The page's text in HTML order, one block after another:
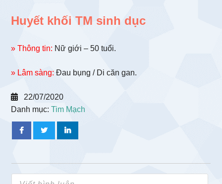
Huyết khối TM sinh dục
» Thông tin: Nữ giới – 50 tuổi.
» Lâm sàng: Đau bụng / Di căn gan.
22/07/2020
Danh mục:Tim Mạch